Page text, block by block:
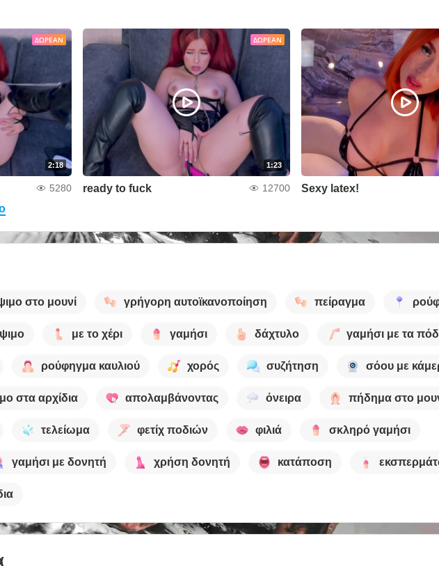
ΔΩΡΕΆΝ
2:18
5280
ΔΩΡΕΆΝ
1:23
ready to fuck 12700 Sexy latex!
στο μουνί γρήγορη αυτοϊκανοποίηση πείραγμα
με το χέρι γαμήσι δάχτυλο γαμήσι με τα
ρούφηγμα καυλιού χορός συζήτηση σόου με
στα αρχίδια απολαμβάνοντας όνειρα πήδημα στο
τελείωμα φετίχ ποδιών φιλιά σκληρό γαμήσι
γαμήσι με δονητή χρήση δονητή κατάποση